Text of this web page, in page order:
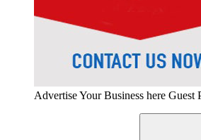
Advertise Your Business here Guest